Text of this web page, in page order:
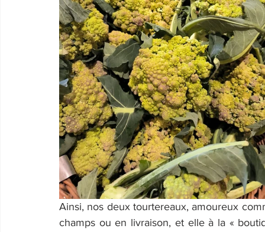
Ainsi, nos deux tourtereaux, amoureux
champs ou en livraison, et elle à la «